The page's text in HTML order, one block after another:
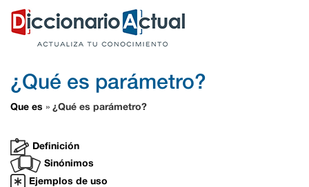
¿Qué es parámetro?
Que es » ¿Qué es parámetro?
Definición
Sinónimos
Ejemplos de uso